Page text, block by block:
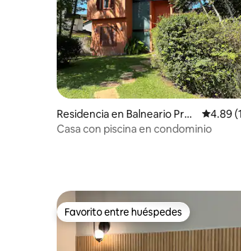
Residencia en Balneario Prai
a do Pernambuco
4.89
Casa con piscina en condominio
Favorito entre huéspedes
Favorito entre huéspedes